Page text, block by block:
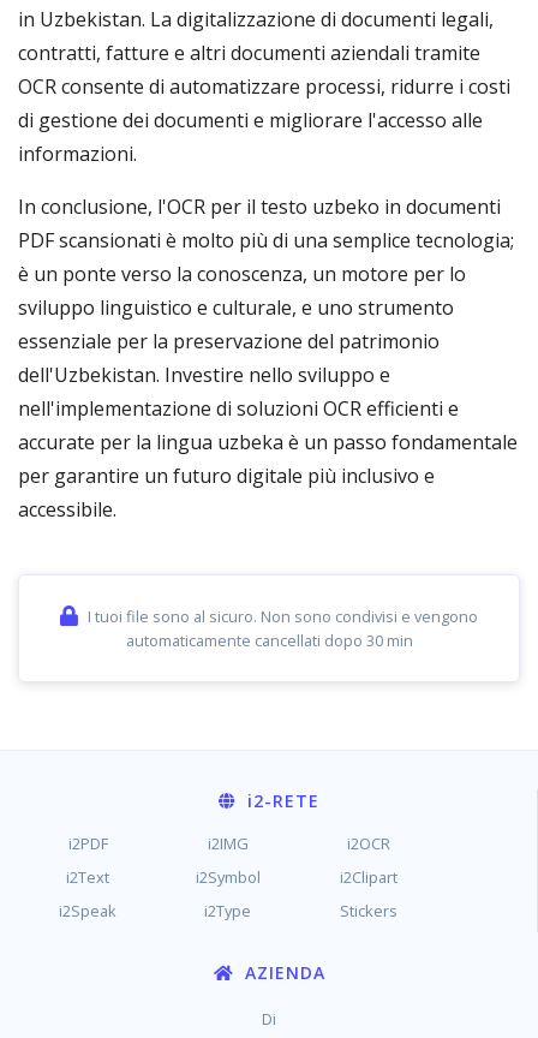
in Uzbekistan. La digitalizzazione di documenti legali,
contratti, fatture e altri documenti aziendali tramite
OCR consente di automatizzare processi, ridurre i costi
di gestione dei documenti e migliorare l'accesso alle
informazioni.
In conclusione, l'OCR per il testo uzbeko in documenti
PDF scansionati è molto più di una semplice tecnologia;
è un ponte verso la conoscenza, un motore per lo
sviluppo linguistico e culturale, e uno strumento
essenziale per la preservazione del patrimonio
dell'Uzbekistan. Investire nello sviluppo e
nell'implementazione di soluzioni OCR efficienti e
accurate per la lingua uzbeka è un passo fondamentale
per garantire un futuro digitale più inclusivo e
accessibile.
I tuoi file sono al sicuro. Non sono condivisi e vengono
automaticamente cancellati dopo 30 min
i2-RETE
i2PDF i2IMG
i2OCR
i2Text
i2Symbol
i2Clipart
i2Speak
i2Type Stickers
AZIENDA
Di